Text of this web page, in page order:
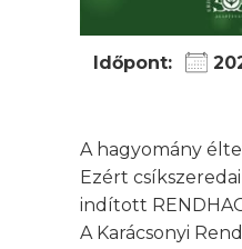
Időpont:
A hagyomány
Ezért
indított
A Karácsonyi